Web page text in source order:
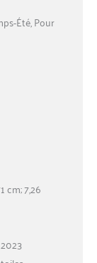
Été, Pour
cm; 7,26